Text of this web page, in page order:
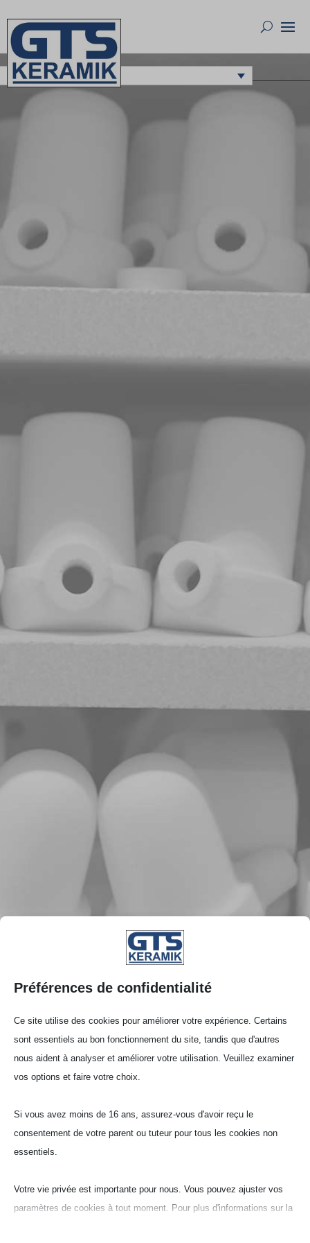
Creu­set cylin­drique
(CCY)
(ZR‑G)
ZrO ca.- 8% Y O -stab
Préférences de confidentialité
Ce site utilise des cookies pour améliorer votre expérience. Certains
sont essentiels au bon fonctionnement du site, tandis que d'autres
nous aident à analyser et améliorer votre utilisation. Veuillez examiner
vos options et faire votre choix.
Si vous avez moins de 16 ans, assurez-vous d'avoir reçu le
consentement de votre parent ou tuteur pour tous les cookies non
essentiels.
Votre vie privée est importante pour nous. Vous pouvez ajuster vos
paramètres de cookies à tout moment. Pour plus d'informations sur la